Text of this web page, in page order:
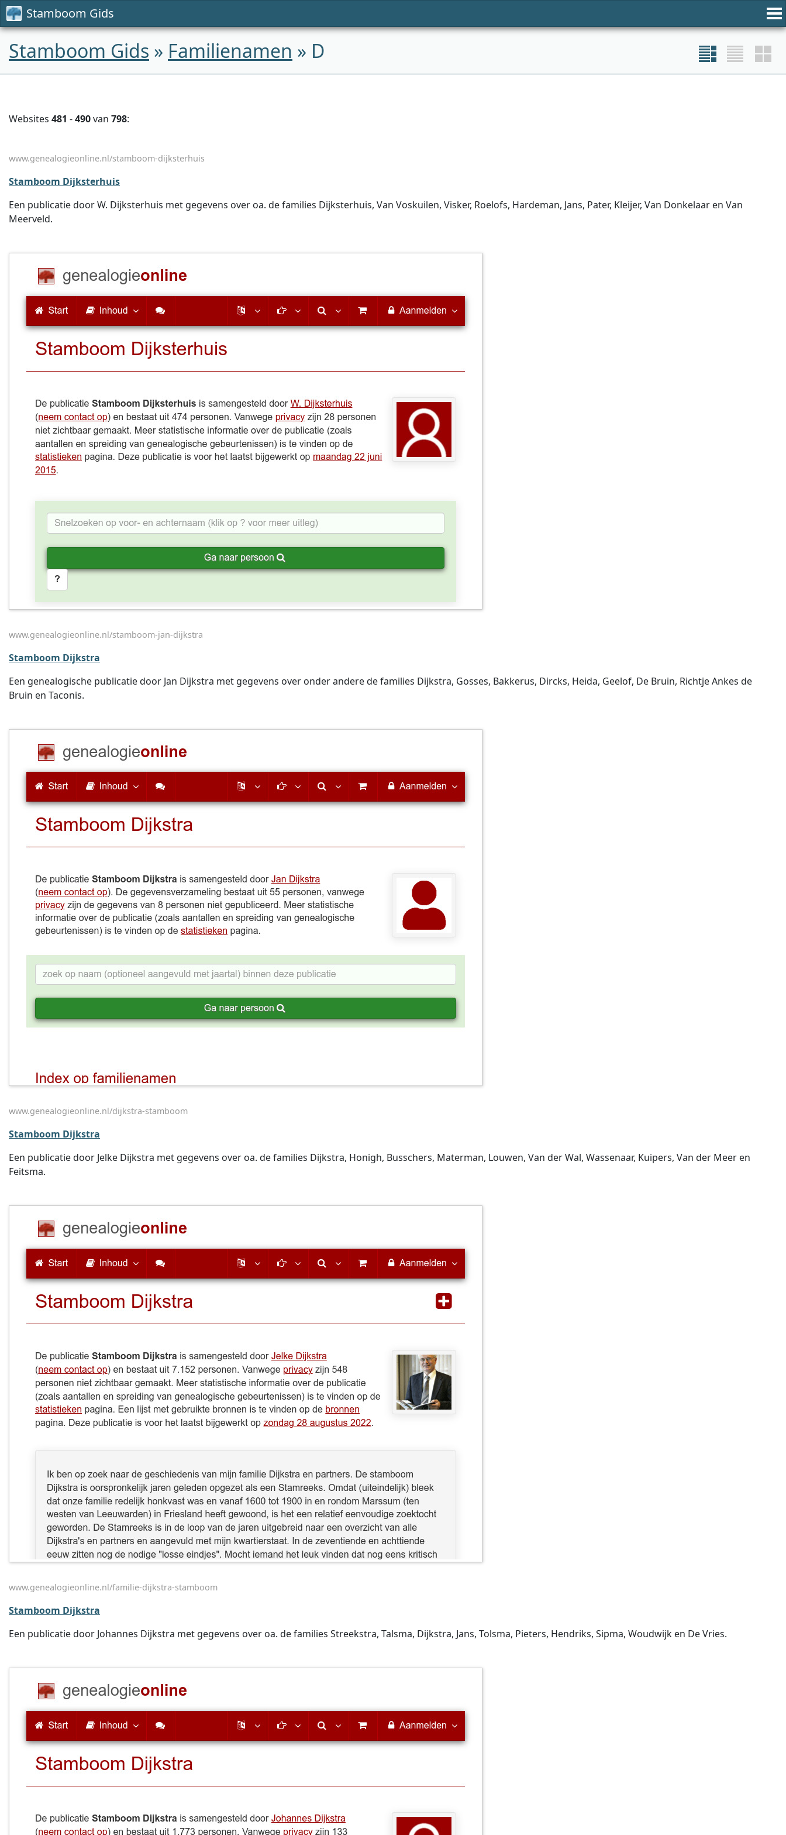
Stamboom Gids
Stamboom Gids » Familienamen » D
Websites 481 -490van 798:
www.genealogieonline.nl/stamboom-dijksterhuis
Stamboom Dijksterhuis
Een publicatie door W. Dijksterhuis met gegevens over oa. de families Dijksterhuis, Van Voskuilen, Visker, Roelofs, Hardeman, Jans, Pater, Kleijer, Van Donkelaar en Van
Meerveld.
www.genealogieonline.nl/stamboom-jan-dijkstra
Stamboom Dijkstra
Een genealogische publicatie door Jan Dijkstra met gegevens over onder andere de families Dijkstra, Gosses, Bakkerus, Dircks, Heida, Geelof, De Bruin, Richtje Ankes de
Bruin en Taconis.
www.genealogieonline.nl/dijkstra-stamboom
Stamboom Dijkstra
Een publicatie door Jelke Dijkstra met gegevens over oa. de families Dijkstra, Honigh, Busschers, Materman, Louwen, Van der Wal, Wassenaar, Kuipers, Van der Meer en
Feitsma.
www.genealogieonline.nl/familie-dijkstra-stamboom
Stamboom Dijkstra
Een publicatie door Johannes Dijkstra met gegevens over oa. de families Streekstra, Talsma, Dijkstra, Jans, Tolsma, Pieters, Hendriks, Sipma, Woudwijk en De Vries.